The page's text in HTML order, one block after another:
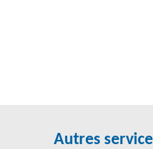
Autres